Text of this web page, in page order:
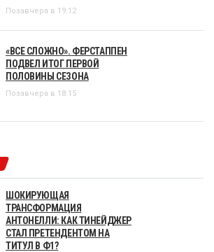
Позавчера в 19:12
«ВСЕ СЛОЖНО». ФЕРСТАППЕН
ПОДВЕЛ ИТОГ ПЕРВОЙ
ПОЛОВИНЫ СЕЗОНА
Позавчера в 18:15
ШОКИРУЮЩАЯ
ТРАНСФОРМАЦИЯ
АНТОНЕЛЛИ: КАК ТИНЕЙДЖЕР
СТАЛ ПРЕТЕНДЕНТОМ НА
ТИТУЛ В Ф1?